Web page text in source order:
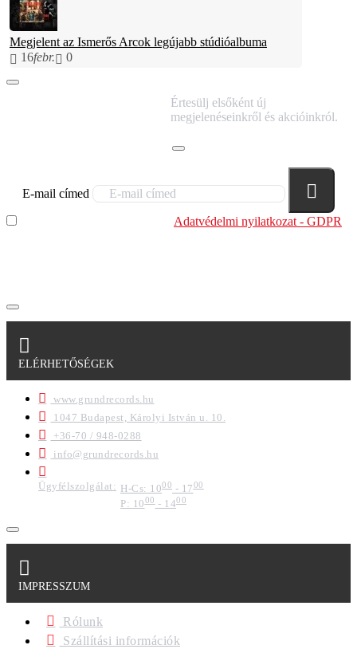
Megjelent az Ismerős Arcok legújabb stúdióalbuma
16febr. 0
Értesülj elsőként új
megjelenéseinkről és akcióinkról.
E-mail címed
Adatvédelmi nyilatkozat - GDPR
ELÉRHETŐSÉGEK
www.grundrecords.hu
1047 Budapest, Károlyi István u. 10.
+36-70 / 948-0288
info@grundrecords.hu
Ügyfélszolgálat: H-Cs: 1000 - 1700
P: 1000- 1400
IMPRESSZUM
Rólunk
Szállítási információk